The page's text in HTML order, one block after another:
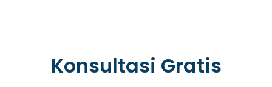
Konsultasi Gratis